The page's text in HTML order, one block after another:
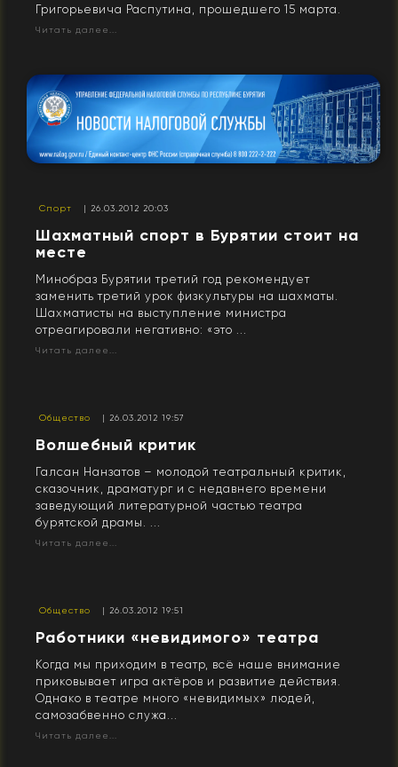
Григорьевича Распутина, прошедшего 15 марта.
Читать далее...
Спорт | 26.03.2012 20:03
Шахматный спорт в Бурятии стоит на
месте
Минобраз Бурятии третий год рекомендует
заменить третий урок физкультуры на шахматы.
Шахматисты на выступление министра
отреагировали негативно: «это ...
Читать далее...
Общество | 26.03.2012 19:57
Волшебный критик
Галсан Нанзатов – молодой театральный критик,
сказочник, драматург и с недавнего времени
заведующий литературной частью театра
бурятской драмы. ...
Читать далее...
Общество | 26.03.2012 19:51
Работники «невидимого» театра
Когда мы приходим в театр, всё наше внимание
приковывает игра актёров и развитие действия.
Однако в театре много «невидимых» людей,
самозабвенно служа...
Читать далее...